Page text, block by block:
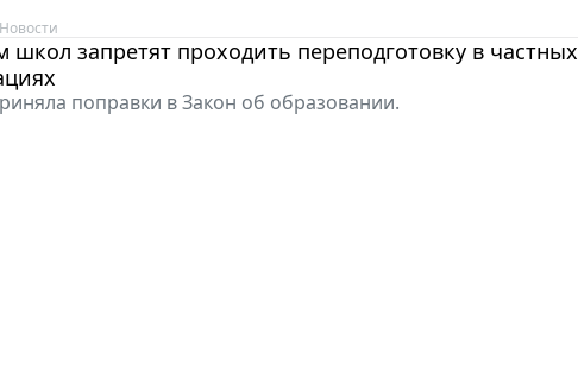
Новости
школ запретят проходить переподготовку в частных
поправки в Закон об образовании.